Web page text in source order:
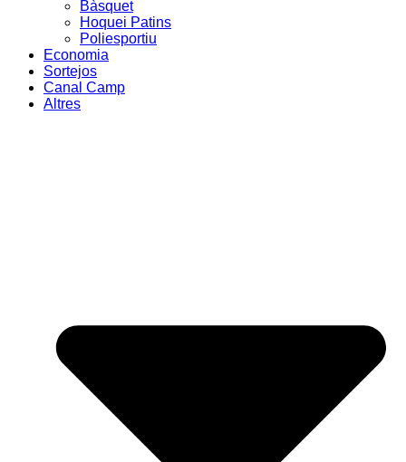
Bàsquet
Hoquei Patins
Poliesportiu
Economia
Sortejos
Canal Camp
Altres